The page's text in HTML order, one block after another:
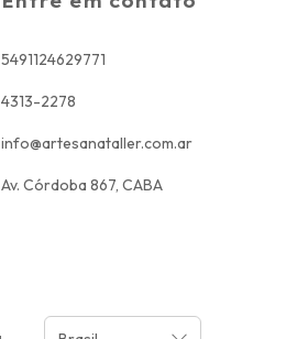
5491124629771
4313-2278
info@artesanataller.com.ar
Av. Córdoba 867, CABA